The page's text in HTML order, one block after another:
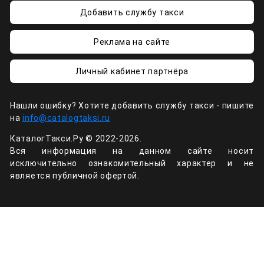
Добавить службу такси
Реклама на сайте
Личный кабинет партнёра
Нашли ошибку? Хотите добавить службу такси - пишите
наinfo@catalogtaksi.ru
КаталогТакси.Ру © 2022-2026.
Вся информация на данном сайте носит
исключительно ознакомительный характер и не
является публичной офертой.